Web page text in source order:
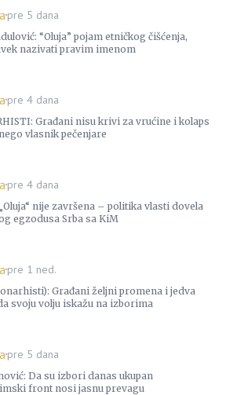
pre 5 dana
“Oluja” pojam etničkog čišćenja,
nazivati pravim imenom
pre 4 dana
Građani nisu krivi za vrućine i kolaps
vlasnik pečenjare
pre 4 dana
nije završena – politika vlasti dovela
egzodusa Srba sa KiM
pre 1 ned.
Građani željni promena i jedva
svoju volju iskažu na izborima
pre 5 dana
Da su izbori danas ukupan
front nosi jasnu prevagu